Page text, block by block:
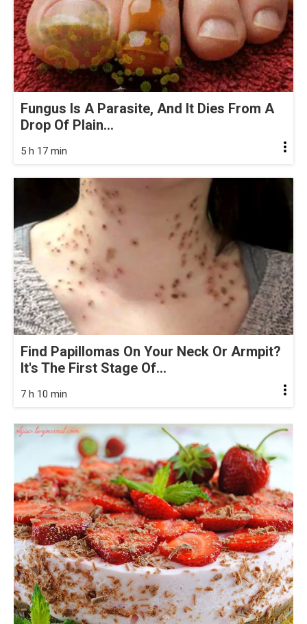
Fungus Is A Parasite, And It Dies From A
Drop Of Plain...
5 h 17 min
Find Papillomas On Your Neck Or Armpit?
It's The First Stage Of...
7 h 10 min